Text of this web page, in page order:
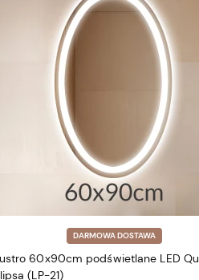
DARMOWA DOSTAWA
60x90cm podświetlane LED
(LP-21)